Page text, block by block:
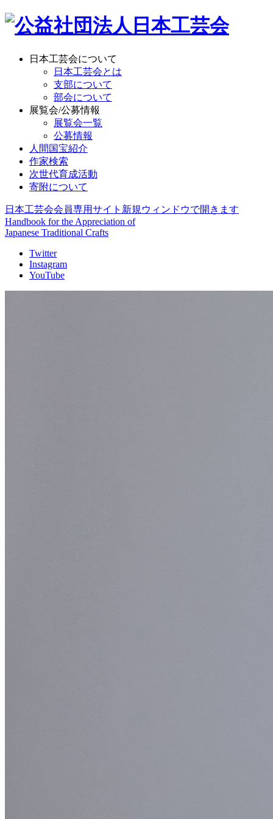
日本工芸会について
日本工芸会とは
支部について
部会について
展覧会/公募情報
展覧会一覧
公募情報
人間国宝紹介
作家検索
次世代育成活動
寄附について
日本工芸会会員専用サイト 新規ウィンドウで開きます
Handbook for the Appreciation of
Japanese Traditional Crafts
Twitter
Instagram
YouTube